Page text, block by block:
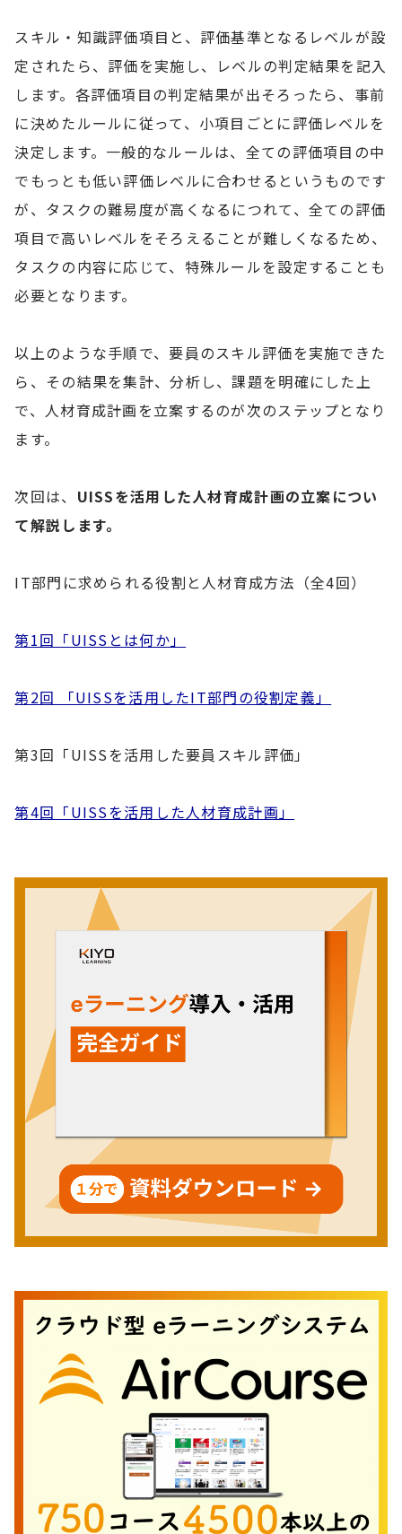
スキル・知識評価項目と、評価基準となるレベルが設
定されたら、評価を実施し、レベルの判定結果を記入
します。各評価項目の判定結果が出そろったら、事前
に決めたルールに従って、小項目ごとに評価レベルを
決定します。一般的なルールは、全ての評価項目の中
でもっとも低い評価レベルに合わせるというものです
が、タスクの難易度が高くなるにつれて、全ての評価
項目で高いレベルをそろえることが難しくなるため、
タスクの内容に応じて、特殊ルールを設定することも
必要となります。
以上のような手順で、要員のスキル評価を実施できた
ら、その結果を集計、分析し、課題を明確にした上
で、人材育成計画を立案するのが次のステップとなり
ます。
次回は、 UISSを活用した人材育成計画の立案につい
て解説します。
IT部門に求められる役割と人材育成方法（全4回）
第1回「UISSとは何か」
第2回 「UISSを活用したIT部門の役割定義」
第3回「UISSを活用した要員スキル評価」
第4回「UISSを活用した人材育成計画」